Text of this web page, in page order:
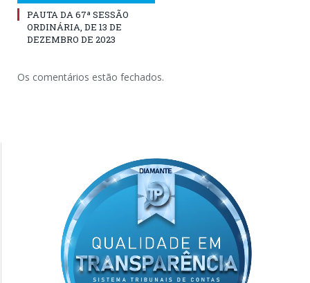
PAUTA DA 67ª SESSÃO
ORDINÁRIA, DE 13 DE
DEZEMBRO DE 2023
Os comentários estão fechados.